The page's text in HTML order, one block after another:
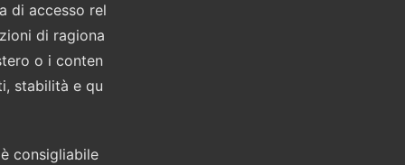
di accesso rel
di ragiona
o i conten
stabilità e qu
consigliabile